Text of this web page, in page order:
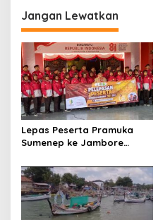
a
s
i
p
o
s
Jangan Lewatkan
Lepas Peserta Pramuka
Sumenep ke Jambore
Wabup KH Imam Hasyim